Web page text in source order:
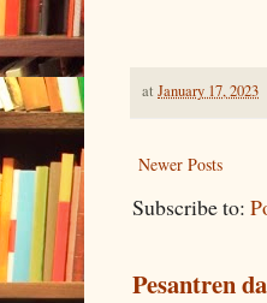
at January 17, 2023
Newer Posts
Subscribe to:
Pesantren